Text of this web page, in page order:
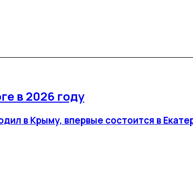
в 2026 году
в Крыму, впервые состоится в